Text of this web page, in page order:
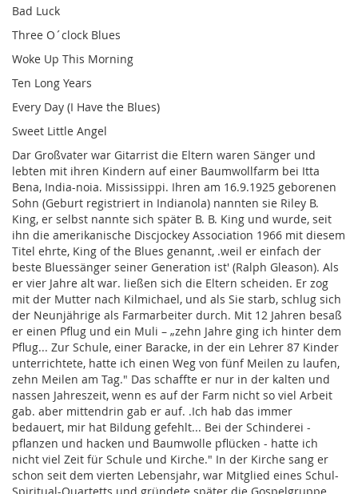
Bad Luck
Three O´clock Blues
Woke Up This Morning
Ten Long Years
Every Day (I Have the Blues)
Sweet Little Angel
Dar Großvater war Gitarrist die Eltern waren Sänger und
lebten mit ihren Kindern auf einer Baumwollfarm bei Itta
Bena, India-noia. Mississippi. Ihren am 16.9.1925 geborenen
Sohn (Geburt registriert in Indianola) nannten sie Riley B.
King, er selbst nannte sich später B. B. King und wurde, seit
ihn die amerikanische Discjockey Association 1966 mit diesem
Titel ehrte, King of the Blues genannt, .weil er einfach der
beste Bluessänger seiner Generation ist' (Ralph Gleason). Als
er vier Jahre alt war. ließen sich die Eltern scheiden. Er zog
mit der Mutter nach Kilmichael, und als Sie starb, schlug sich
der Neunjährige als Farmarbeiter durch. Mit 12 Jahren besaß
er einen Pflug und ein Muli – „zehn Jahre ging ich hinter dem
Pflug... Zur Schule, einer Baracke, in der ein Lehrer 87 Kinder
unterrichtete, hatte ich einen Weg von fünf Meilen zu laufen,
zehn Meilen am Tag." Das schaffte er nur in der kalten und
nassen Jahreszeit, wenn es auf der Farm nicht so viel Arbeit
gab. aber mittendrin gab er auf. .Ich hab das immer
bedauert, mir hat Bildung gefehlt... Bei der Schinderei -
pflanzen und hacken und Baumwolle pflücken - hatte ich
nicht viel Zeit für Schule und Kirche." In der Kirche sang er
schon seit dem vierten Lebensjahr, war Mitglied eines Schul-